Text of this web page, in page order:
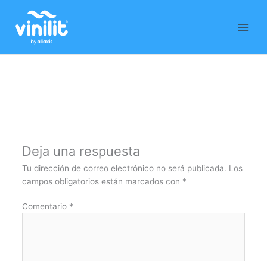
contenido
Deja una respuesta
Tu dirección de correo electrónico no será publicada. Los
campos obligatorios están marcados con *
Comentario *